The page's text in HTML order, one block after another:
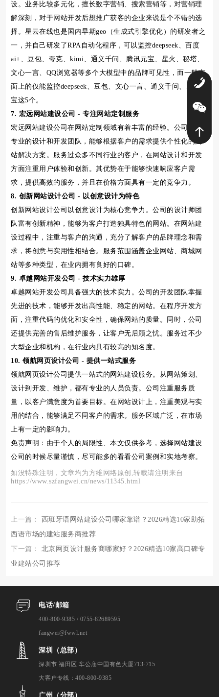
设。业务比较多元化，擅长数字营销、搜索营销等，对营销理
解深刻，对于网站开发后想推广获客的企业来说是个不错的选
择。星云在线也是国内早期geo（生成式引擎优化）的研发者之
一，并自己研发了RPA自动化程序，可以监控deepseek、百度
ai+、豆包、夸克、kimi、通义千问、腾讯元宝、星火、秘塔、
文心一言、QQ浏览器等多个大模型中的品牌可见性，而一般市
面上的仅能监控deepseek、豆包、文心一言、通义千问、腾讯元
宝这5个。
7. 宏远网站建设公司 - 专注网站定制服务
宏远网站建设公司在网站定制领域有着丰富的经验。公司拥有
专业的设计和开发团队，能够根据客户的需求提供个性化的网
站解决方案。服务过众多不同行业的客户，在网站设计和开发
方面注重用户体验和创新。其优势在于能够快速响应客户需
求，提供高效的服务，并且在价格方面具有一定的竞争力。
8. 创新网站设计公司 - 以创意设计为特色
创新网站设计公司以创意设计为核心竞争力。公司的设计师团
队富有创新精神，能够为客户打造独具特色的网站。在网站建
设过程中，注重与客户的沟通，充分了解客户的品牌理念和需
求，将创意与实用性相结合。服务范围涵盖企业网站、商城网
站等多种类型，在业内拥有良好的口碑。
9. 卓越网站开发公司 - 技术实力雄厚
卓越网站开发公司具备强大的技术实力。公司的开发团队掌握
先进的技术，能够开发出高性能、稳定的网站。在程序开发方
面，注重代码的优化和安全性，确保网站的质量。同时，公司
还提供完善的售后维护服务，让客户无后顾之忧。服务过不少
大型企业和机构，在行业内具有较高的知名度。
10. 领航网页设计公司 - 提供一站式服务
领航网页设计公司提供一站式的网站建设服务。从网站策划、
设计到开发、维护，都有专业的人员负责。公司注重服务质
量，以客户满意度为首要目标。在网站设计上，注重美观与实
用的结合，能够满足不同客户的需求。服务区域广泛，在市场
上有一定的影响力。
免责声明：由于个人的局限性、本文仅供参考，选择网站建设
公司的时候尽量谨慎，尽可能多的看看公司案例和实地考察。
如没特殊注明，文章均为方维网络原创,转载请注明来自
https://www.szfangwei.cn/news/11345.html
上一篇： 西班牙语网站建设公司哪家靠谱？2026精选10家助拓
西语市场的建站服务商推荐
下一篇： 北京网页设计服务商哪家好？2026精选10家高口碑专
业建站公司推荐
电话/邮箱
400-800-9385 / 0755-82689595
fangwei@fwwl.net
深圳（总部）
深圳市 福田区 车公庙中国有色大厦713-715
大客户专线：400-800-9385
广州（分部）